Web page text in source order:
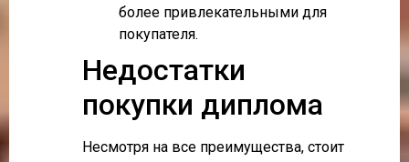
более привлекательными для
покупателя.
Недостатки
покупки диплома
Несмотря на все преимущества, стоит